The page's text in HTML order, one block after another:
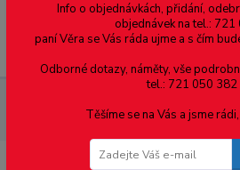
Auhagen 11452
Info o objednávkách, přidání,
objednávek na tel.:
paní Věra se Vás ráda ujme a s čím
Odborné dotazy, náměty, vše
tel.: 721 050 382
Těšíme se na Vás a jsme